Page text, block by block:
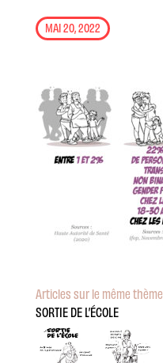
MAI 20, 2022
Articles sur le même thème
SORTIE DE L’ÉCOLE